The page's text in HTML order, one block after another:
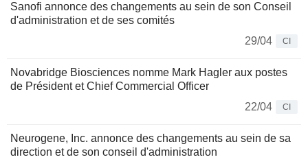
Sanofi annonce des changements au sein de son Conseil
d'administration et de ses comités
29/04
CI
Novabridge Biosciences nomme Mark Hagler aux postes
de Président et Chief Commercial Officer
22/04
CI
Neurogene, Inc. annonce des changements au sein de sa
direction et de son conseil d'administration